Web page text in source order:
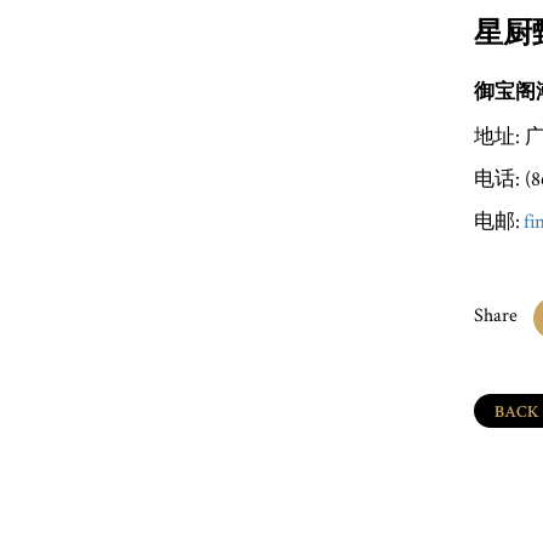
星厨
御宝阁
地址:
电话:
电邮:
Share
BACK